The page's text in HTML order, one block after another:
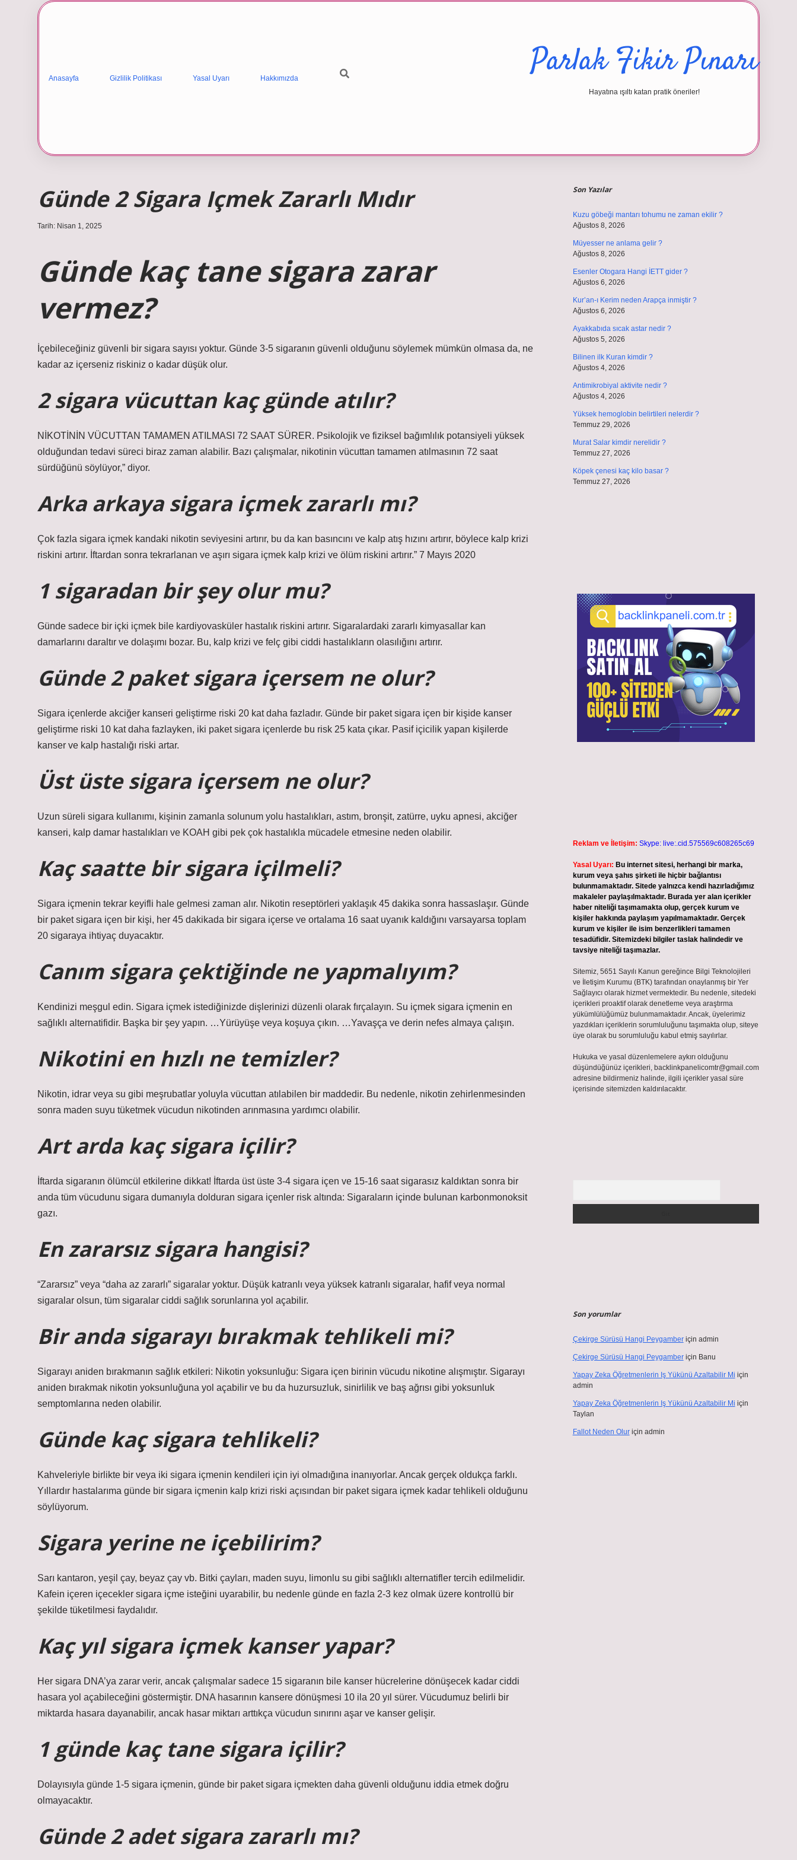
Anasayfa Gizlilik Politikası Yasal Uyarı Hakkımızda Parlak Fikir Pınarı
Hayatına ışıltı katan pratik öneriler!
Günde 2 Sigara Içmek Zararlı Mıdır
Tarih: Nisan 1, 2025
Günde kaç tane sigara zarar
vermez?
İçebileceğiniz güvenli bir sigara sayısı yoktur. Günde 3-5 sigaranın güvenli olduğunu söylemek mümkün olmasa da, ne
kadar az içerseniz riskiniz o kadar düşük olur.
2 sigara vücuttan kaç günde atılır?
NİKOTİNİN VÜCUTTAN TAMAMEN ATILMASI 72 SAAT SÜRER. Psikolojik ve fiziksel bağımlılık potansiyeli yüksek
olduğundan tedavi süreci biraz zaman alabilir. Bazı çalışmalar, nikotinin vücuttan tamamen atılmasının 72 saat
sürdüğünü söylüyor,” diyor.
Arka arkaya sigara içmek zararlı mı?
Çok fazla sigara içmek kandaki nikotin seviyesini artırır, bu da kan basıncını ve kalp atış hızını artırır, böylece kalp krizi
riskini artırır. İftardan sonra tekrarlanan ve aşırı sigara içmek kalp krizi ve ölüm riskini artırır.” 7 Mayıs 2020
1 sigaradan bir şey olur mu?
Günde sadece bir içki içmek bile kardiyovasküler hastalık riskini artırır. Sigaralardaki zararlı kimyasallar kan
damarlarını daraltır ve dolaşımı bozar. Bu, kalp krizi ve felç gibi ciddi hastalıkların olasılığını artırır.
Günde 2 paket sigara içersem ne olur?
Sigara içenlerde akciğer kanseri geliştirme riski 20 kat daha fazladır. Günde bir paket sigara içen bir kişide kanser
geliştirme riski 10 kat daha fazlayken, iki paket sigara içenlerde bu risk 25 kata çıkar. Pasif içicilik yapan kişilerde
kanser ve kalp hastalığı riski artar.
Üst üste sigara içersem ne olur?
Uzun süreli sigara kullanımı, kişinin zamanla solunum yolu hastalıkları, astım, bronşit, zatürre, uyku apnesi, akciğer
kanseri, kalp damar hastalıkları ve KOAH gibi pek çok hastalıkla mücadele etmesine neden olabilir.
Kaç saatte bir sigara içilmeli?
Sigara içmenin tekrar keyifli hale gelmesi zaman alır. Nikotin reseptörleri yaklaşık 45 dakika sonra hassaslaşır. Günde
bir paket sigara içen bir kişi, her 45 dakikada bir sigara içerse ve ortalama 16 saat uyanık kaldığını varsayarsa toplam
20 sigaraya ihtiyaç duyacaktır.
Canım sigara çektiğinde ne yapmalıyım?
Kendinizi meşgul edin. Sigara içmek istediğinizde dişlerinizi düzenli olarak fırçalayın. Su içmek sigara içmenin en
sağlıklı alternatifidir. Başka bir şey yapın. …Yürüyüşe veya koşuya çıkın. …Yavaşça ve derin nefes almaya çalışın.
Nikotini en hızlı ne temizler?
Nikotin, idrar veya su gibi meşrubatlar yoluyla vücuttan atılabilen bir maddedir. Bu nedenle, nikotin zehirlenmesinden
sonra maden suyu tüketmek vücudun nikotinden arınmasına yardımcı olabilir.
Art arda kaç sigara içilir?
İftarda sigaranın ölümcül etkilerine dikkat! İftarda üst üste 3-4 sigara içen ve 15-16 saat sigarasız kaldıktan sonra bir
anda tüm vücudunu sigara dumanıyla dolduran sigara içenler risk altında: Sigaraların içinde bulunan karbonmonoksit
gazı.
En zararsız sigara hangisi?
“Zararsız” veya “daha az zararlı” sigaralar yoktur. Düşük katranlı veya yüksek katranlı sigaralar, hafif veya normal
sigaralar olsun, tüm sigaralar ciddi sağlık sorunlarına yol açabilir.
Bir anda sigarayı bırakmak tehlikeli mi?
Sigarayı aniden bırakmanın sağlık etkileri: Nikotin yoksunluğu: Sigara içen birinin vücudu nikotine alışmıştır. Sigarayı
aniden bırakmak nikotin yoksunluğuna yol açabilir ve bu da huzursuzluk, sinirlilik ve baş ağrısı gibi yoksunluk
semptomlarına neden olabilir.
Günde kaç sigara tehlikeli?
Kahveleriyle birlikte bir veya iki sigara içmenin kendileri için iyi olmadığına inanıyorlar. Ancak gerçek oldukça farklı.
Yıllardır hastalarıma günde bir sigara içmenin kalp krizi riski açısından bir paket sigara içmek kadar tehlikeli olduğunu
söylüyorum.
Sigara yerine ne içebilirim?
Sarı kantaron, yeşil çay, beyaz çay vb. Bitki çayları, maden suyu, limonlu su gibi sağlıklı alternatifler tercih edilmelidir.
Kafein içeren içecekler sigara içme isteğini uyarabilir, bu nedenle günde en fazla 2-3 kez olmak üzere kontrollü bir
şekilde tüketilmesi faydalıdır.
Kaç yıl sigara içmek kanser yapar?
Her sigara DNA’ya zarar verir, ancak çalışmalar sadece 15 sigaranın bile kanser hücrelerine dönüşecek kadar ciddi
hasara yol açabileceğini göstermiştir. DNA hasarının kansere dönüşmesi 10 ila 20 yıl sürer. Vücudumuz belirli bir
miktarda hasara dayanabilir, ancak hasar miktarı arttıkça vücudun sınırını aşar ve kanser gelişir.
1 günde kaç tane sigara içilir?
Dolayısıyla günde 1-5 sigara içmenin, günde bir paket sigara içmekten daha güvenli olduğunu iddia etmek doğru
olmayacaktır.
Günde 2 adet sigara zararlı mı?
Son Yazılar
Kuzu göbeği mantarı tohumu ne zaman ekilir ?
Ağustos 8, 2026
Müyesser ne anlama gelir ?
Ağustos 8, 2026
Esenler Otogara Hangi İETT gider ?
Ağustos 6, 2026
Kur’an-ı Kerim neden Arapça inmiştir ?
Ağustos 6, 2026
Ayakkabıda sıcak astar nedir ?
Ağustos 5, 2026
Bilinen ilk Kuran kimdir ?
Ağustos 4, 2026
Antimikrobiyal aktivite nedir ?
Ağustos 4, 2026
Yüksek hemoglobin belirtileri nelerdir ?
Temmuz 29, 2026
Murat Salar kimdir nerelidir ?
Temmuz 27, 2026
Köpek çenesi kaç kilo basar ?
Temmuz 27, 2026
Reklam ve İletişim: Skype: live:.cid.575569c608265c69
Yasal Uyarı: Bu internet sitesi, herhangi bir marka,
kurum veya şahıs şirketi ile hiçbir bağlantısı
bulunmamaktadır. Sitede yalnızca kendi hazırladığımız
makaleler paylaşılmaktadır. Burada yer alan içerikler
haber niteliği taşımamakta olup, gerçek kurum ve
kişiler hakkında paylaşım yapılmamaktadır. Gerçek
kurum ve kişiler ile isim benzerlikleri tamamen
tesadüfidir. Sitemizdeki bilgiler taslak halindedir ve
tavsiye niteliği taşımazlar.
Sitemiz, 5651 Sayılı Kanun gereğince Bilgi Teknolojileri
ve İletişim Kurumu (BTK) tarafından onaylanmış bir Yer
Sağlayıcı olarak hizmet vermektedir. Bu nedenle, sitedeki
içerikleri proaktif olarak denetleme veya araştırma
yükümlülüğümüz bulunmamaktadır. Ancak, üyelerimiz
yazdıkları içeriklerin sorumluluğunu taşımakta olup, siteye
üye olarak bu sorumluluğu kabul etmiş sayılırlar.
Hukuka ve yasal düzenlemelere aykırı olduğunu
düşündüğünüz içerikleri, backlinkpanelicomtr@gmail.com
adresine bildirmeniz halinde, ilgili içerikler yasal süre
içerisinde sitemizden kaldırılacaktır.
Son yorumlar
Çekirge Sürüsü Hangi Peygamberiçin admin
Çekirge Sürüsü Hangi Peygamberiçin Banu
Yapay Zeka Öğretmenlerin Iş Yükünü Azaltabilir Mi için
admin
Yapay Zeka Öğretmenlerin Iş Yükünü Azaltabilir Mi için
Taylan
Fallot Neden Oluriçin admin